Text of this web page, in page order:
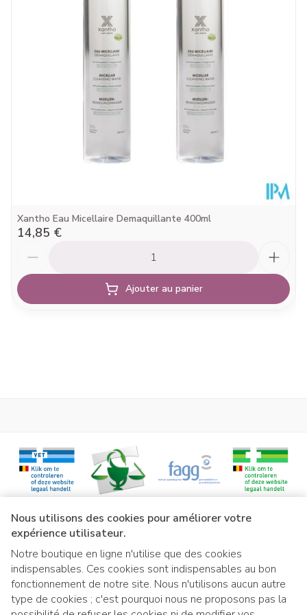
Nous utilisons des cookies pour améliorer votre
expérience utilisateur.
Notre boutique en ligne n'utilise que des cookies
indispensables. Ces cookies sont indispensables au bon
fonctionnement de notre site. Nous n'utilisons aucun autre
type de cookies ; c'est pourquoi nous ne proposons pas la
Xantho Eau Micellaire Demaquillante 400ml
14,85 €
Ajouter au panier
Liens légaux